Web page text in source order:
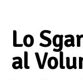
Lo
al